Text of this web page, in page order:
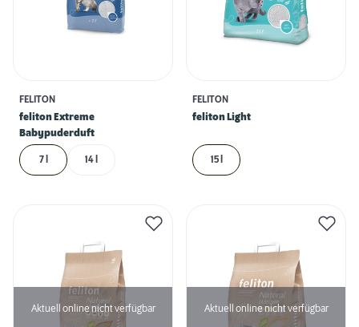
FELITON
feliton Extreme
Babypuderduft
7 l 14 l
FELITON
feliton Light
15 l
Aktuell online nicht verfügbar Aktuell online nicht verfügbar